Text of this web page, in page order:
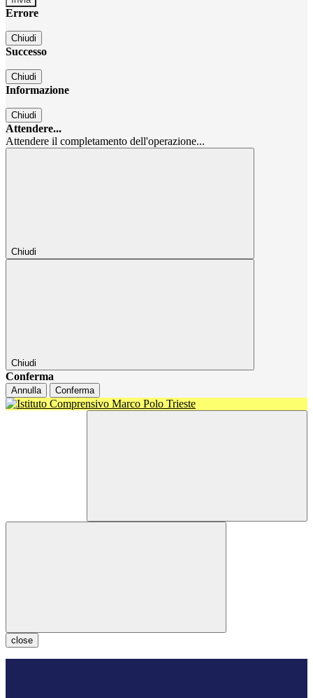
Errore
Chiudi
Successo
Chiudi
Informazione
Chiudi
Attendere...
Attendere il completamento dell'operazione...
Chiudi
Chiudi
Conferma
Annulla Conferma
close